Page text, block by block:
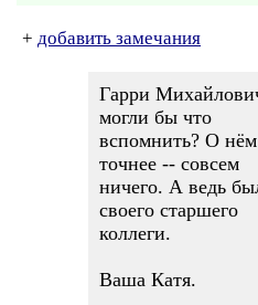
+ добавить замечания
Гарри
могли бы что
вспомнить? О
точнее -- совсем
ничего. А ведь
своего старшего
коллеги.
Ваша Катя.